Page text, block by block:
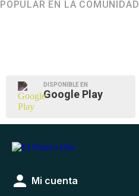
POPULAR EN LA COMUNIDAD
DISPONIBLE EN
Google Play
Mi cuenta